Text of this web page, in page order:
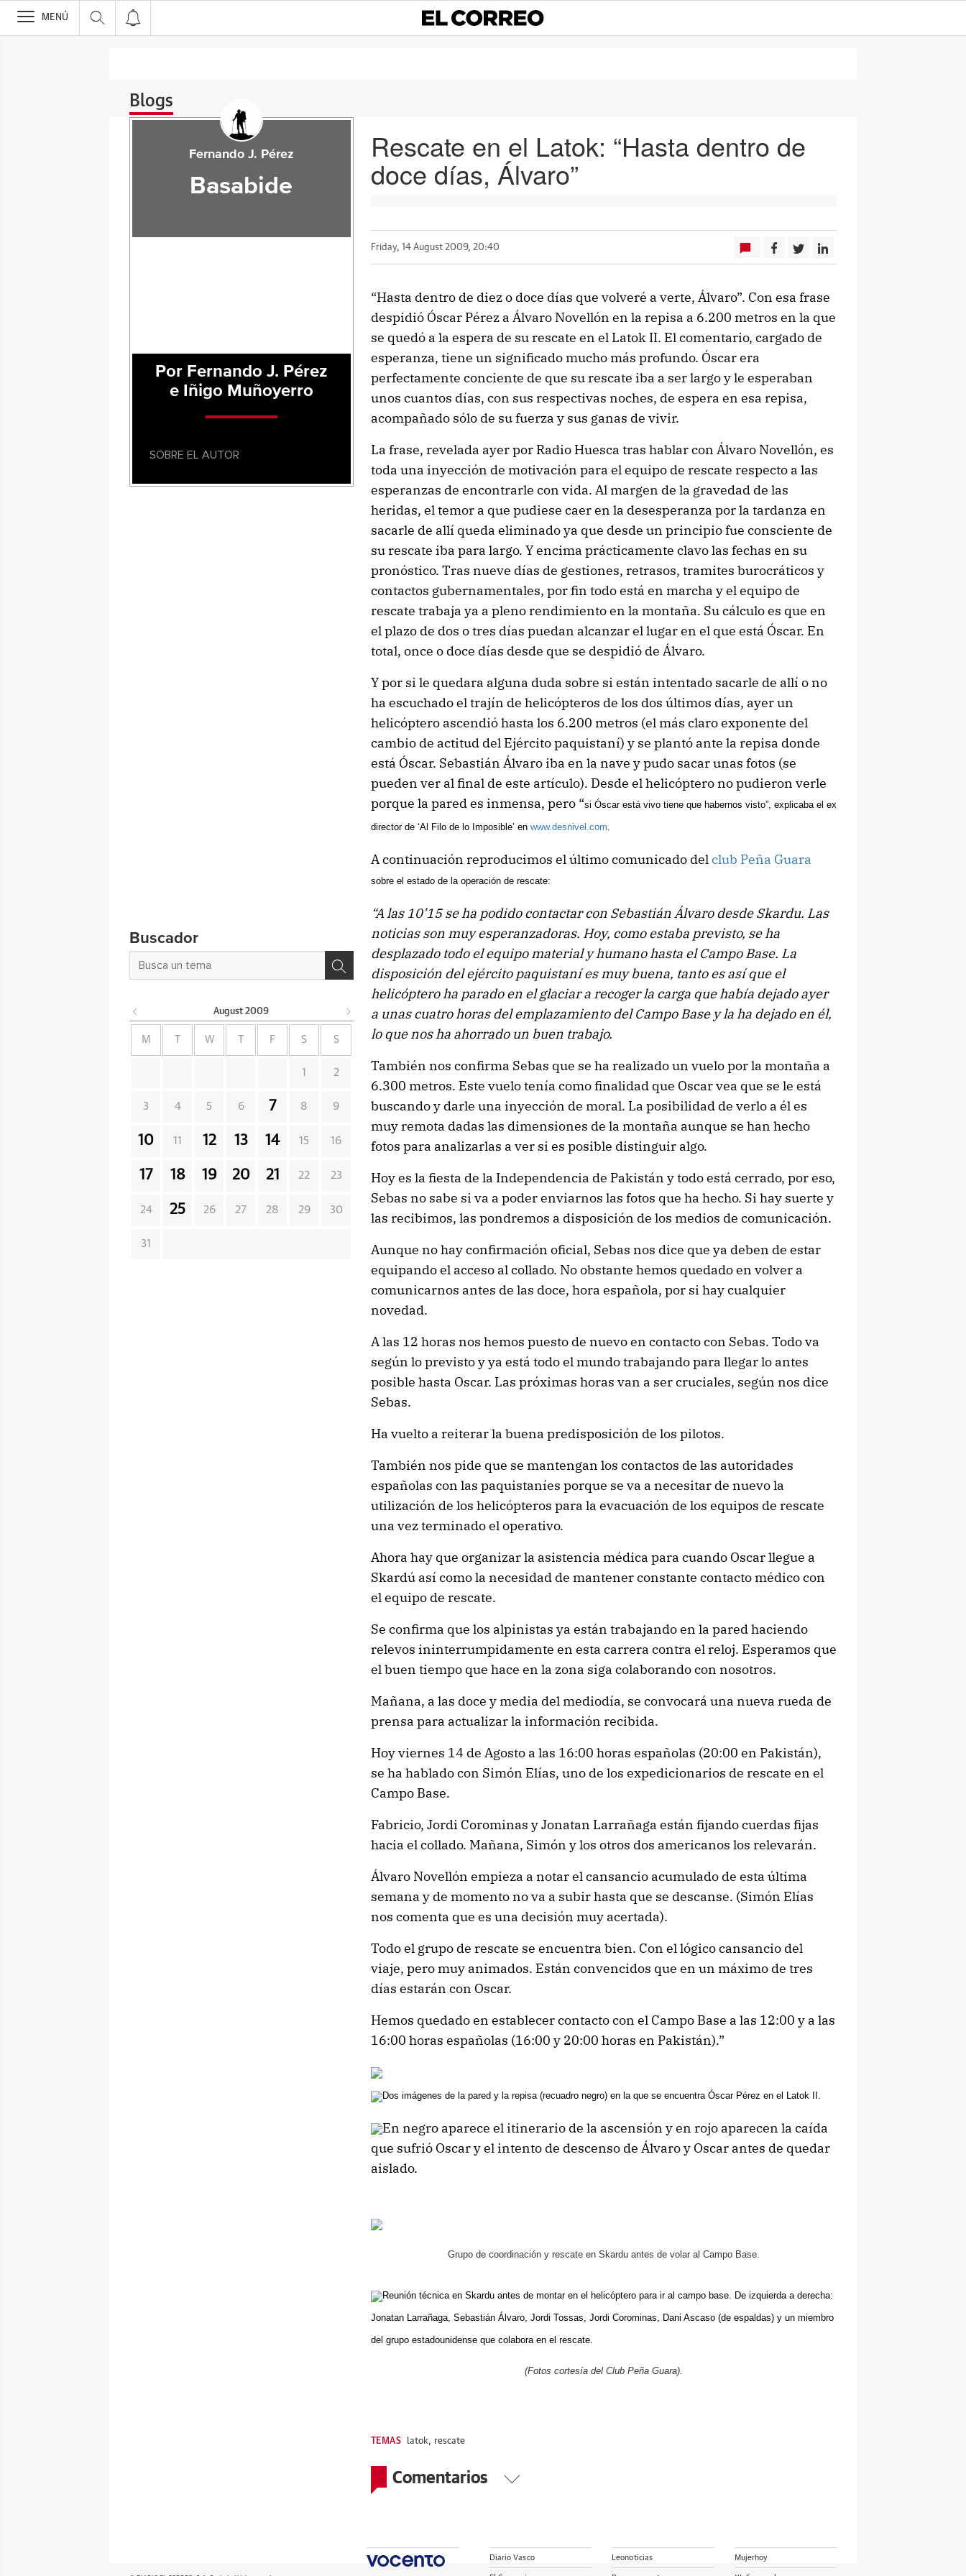
>
MENÚ
Blogs
Rescate en el Latok: “Hasta dentro de
doce días, Álvaro”
Friday, 14 August 2009, 20:40
“Hasta dentro de diez o doce días que volveré a verte, Álvaro”. Con esa frase
despidió Óscar Pérez a Álvaro Novellón en la repisa a 6.200 metros en la que
se quedó a la espera de su rescate en el Latok II. El comentario, cargado de
esperanza, tiene un significado mucho más profundo. Óscar era
perfectamente conciente de que su rescate iba a ser largo y le esperaban
unos cuantos días, con sus respectivas noches, de espera en esa repisa,
acompañado sólo de su fuerza y sus ganas de vivir.
La frase, revelada ayer por Radio Huesca tras hablar con Álvaro Novellón, es
toda una inyección de motivación para el equipo de rescate respecto a las
esperanzas de encontrarle con vida. Al margen de la gravedad de las
heridas, el temor a que pudiese caer en la desesperanza por la tardanza en
sacarle de allí queda eliminado ya que desde un principio fue consciente de
su rescate iba para largo. Y encima prácticamente clavo las fechas en su
pronóstico. Tras nueve días de gestiones, retrasos, tramites burocráticos y
contactos gubernamentales, por fin todo está en marcha y el equipo de
rescate trabaja ya a pleno rendimiento en la montaña. Su cálculo es que en
el plazo de dos o tres días puedan alcanzar el lugar en el que está Óscar. En
total, once o doce días desde que se despidió de Álvaro.
Y por si le quedara alguna duda sobre si están intentado sacarle de allí o no
ha escuchado el trajín de helicópteros de los dos últimos días, ayer un
helicóptero ascendió hasta los 6.200 metros (el más claro exponente del
cambio de actitud del Ejército paquistaní) y se plantó ante la repisa donde
está Óscar. Sebastián Álvaro iba en la nave y pudo sacar unas fotos (se
pueden ver al final de este artículo). Desde el helicóptero no pudieron verle
porque la pared es inmensa, pero “si Óscar está vivo tiene que habernos visto”, explicaba el ex
director de ‘Al Filo de lo Imposible’ en www.desnivel.com.
A continuación reproducimos el último comunicado delclub Peña Guara
sobre el estado de la operación de rescate:
“A las 10’15 se ha podido contactar con Sebastián Álvaro desde Skardu. Las
noticias son muy esperanzadoras. Hoy, como estaba previsto, se ha
desplazado todo el equipo material y humano hasta el Campo Base. La
disposición del ejército paquistaní es muy buena, tanto es así que el
helicóptero ha parado en el glaciar a recoger la carga que había dejado ayer
a unas cuatro horas del emplazamiento del Campo Base y la ha dejado en él,
lo que nos ha ahorrado un buen trabajo.
También nos confirma Sebas que se ha realizado un vuelo por la montaña a
6.300 metros. Este vuelo tenía como finalidad que Oscar vea que se le está
buscando y darle una inyección de moral. La posibilidad de verlo a él es
muy remota dadas las dimensiones de la montaña aunque se han hecho
fotos para analizarlas a ver si es posible distinguir algo.
Hoy es la fiesta de la Independencia de Pakistán y todo está cerrado, por eso,
Sebas no sabe si va a poder enviarnos las fotos que ha hecho. Si hay suerte y
las recibimos, las pondremos a disposición de los medios de comunicación.
Aunque no hay confirmación oficial, Sebas nos dice que ya deben de estar
equipando el acceso al collado. No obstante hemos quedado en volver a
comunicarnos antes de las doce, hora española, por si hay cualquier
novedad.
A las 12 horas nos hemos puesto de nuevo en contacto con Sebas. Todo va
según lo previsto y ya está todo el mundo trabajando para llegar lo antes
posible hasta Oscar. Las próximas horas van a ser cruciales, según nos dice
Sebas.
Ha vuelto a reiterar la buena predisposición de los pilotos.
También nos pide que se mantengan los contactos de las autoridades
españolas con las paquistaníes porque se va a necesitar de nuevo la
utilización de los helicópteros para la evacuación de los equipos de rescate
una vez terminado el operativo.
Ahora hay que organizar la asistencia médica para cuando Oscar llegue a
Skardú así como la necesidad de mantener constante contacto médico con
el equipo de rescate.
Se confirma que los alpinistas ya están trabajando en la pared haciendo
relevos ininterrumpidamente en esta carrera contra el reloj. Esperamos que
el buen tiempo que hace en la zona siga colaborando con nosotros.
Mañana, a las doce y media del mediodía, se convocará una nueva rueda de
prensa para actualizar la información recibida.
Hoy viernes 14 de Agosto a las 16:00 horas españolas (20:00 en Pakistán),
se ha hablado con Simón Elías, uno de los expedicionarios de rescate en el
Campo Base.
Fabricio, Jordi Corominas y Jonatan Larrañaga están fijando cuerdas fijas
hacia el collado. Mañana, Simón y los otros dos americanos los relevarán.
Álvaro Novellón empieza a notar el cansancio acumulado de esta última
semana y de momento no va a subir hasta que se descanse. (Simón Elías
nos comenta que es una decisión muy acertada).
Todo el grupo de rescate se encuentra bien. Con el lógico cansancio del
viaje, pero muy animados. Están convencidos que en un máximo de tres
días estarán con Oscar.
Hemos quedado en establecer contacto con el Campo Base a las 12:00 y a las
16:00 horas españolas (16:00 y 20:00 horas en Pakistán).”
Dos imágenes de la pared y la repisa (recuadro negro) en la que se encuentra Óscar Pérez en el Latok II.
En negro aparece el itinerario de la ascensión y en rojo aparecen la caída
que sufrió Oscar y el intento de descenso de Álvaro y Oscar antes de quedar
aislado.
Grupo de coordinación y rescate en Skardu antes de volar al Campo Base.
Reunión técnica en Skardu antes de montar en el helicóptero para ir al campo base. De izquierda a derecha:
Jonatan Larrañaga, Sebastián Álvaro, Jordi Tossas, Jordi Corominas, Dani Ascaso (de espaldas) y un miembro
del grupo estadounidense que colabora en el rescate.
(Fotos cortesía del Club Peña Guara).
TEMAS latok, rescate
Comentarios
Fernando J. Pérez
Basabide
Por Fernando J. Pérez
e Iñigo Muñoyerro
SOBRE EL AUTOR
Buscador
August 2009
M W F S S
1 2
3 4 5 6 7 8 9
10 11 12 13 14 15 16
17 18 19 20 21 22 23
24 25 26 27 28 29 30
31
Diario Vasco Leonoticias Mujerhoy